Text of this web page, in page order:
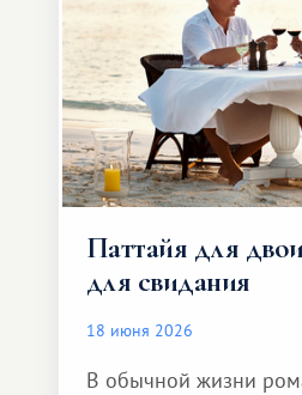
Паттайя для
для свидания
18 июня 2026
В обычной жизни